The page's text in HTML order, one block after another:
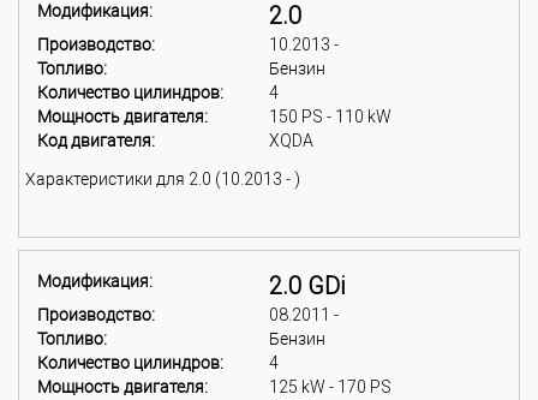
Модификация: 2.0
Производство:
10.2013 -
Топливо:
Бензин
Количество цилиндров:
4
Мощность двигателя:
150 PS - 110 kW
Код двигателя:
XQDA
Характеристики для 2.0 (10.2013 - )
Модификация: 2.0 GDi
Производство:
08.2011 -
Топливо:
Бензин
Количество цилиндров:
4
Мощность двигателя:
125 kW - 170 PS